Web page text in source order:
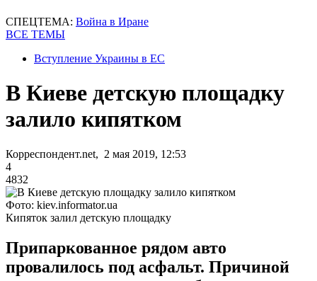
СПЕЦТЕМА: Война в Иране
ВСЕ ТЕМЫ
Вступление Украины в ЕС
В Киеве детскую площадку
залило кипятком
Корреспондент.net, 2 мая 2019, 12:53
4
4832
Фото: kiev.informator.ua
Кипяток залил детскую площадку
Припаркованное рядом авто
провалилось под асфальт. Причиной